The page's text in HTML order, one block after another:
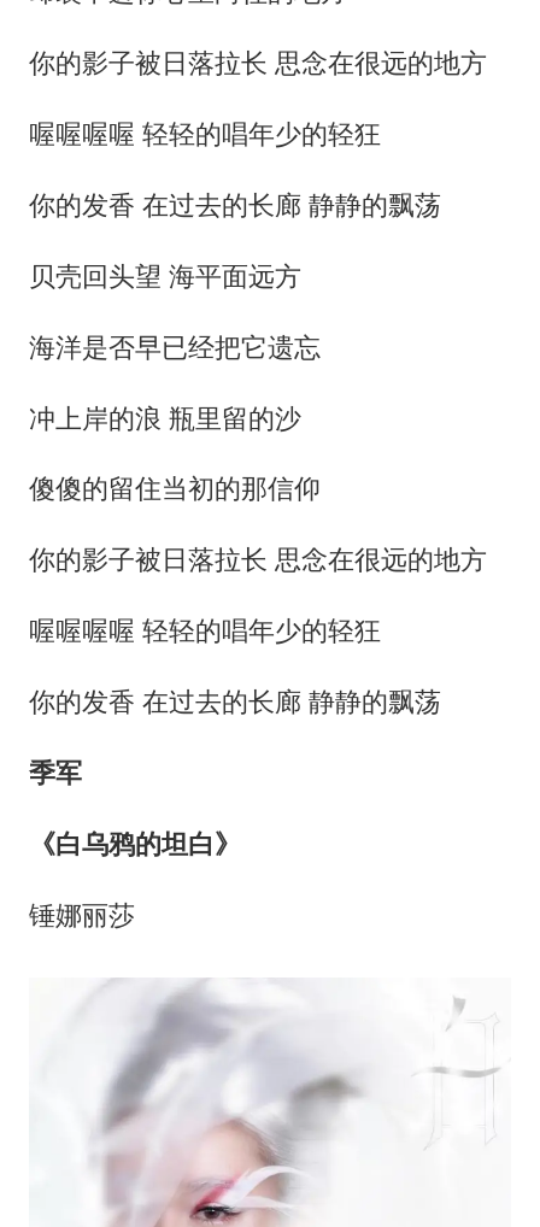
你的影子被日落拉长 思念在很远的地方
喔喔喔喔 轻轻的唱年少的轻狂
你的发香 在过去的长廊 静静的飘荡
贝壳回头望 海平面远方
海洋是否早已经把它遗忘
冲上岸的浪 瓶里留的沙
傻傻的留住当初的那信仰
你的影子被日落拉长 思念在很远的地方
喔喔喔喔 轻轻的唱年少的轻狂
你的发香 在过去的长廊 静静的飘荡
季军
《白乌鸦的坦白》
锤娜丽莎